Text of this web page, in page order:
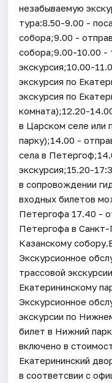
незабываемую
тура:8.50-9.00 -
собора;9.00 -
собора;9.00-10.00 -
экскурсия;10.00-
экскурсия по
экскурсия по
комната);12.20-
в Царском селе или
парку);14.00 -
села в
экскурсия;15.20-
в сопровождении
входных билетов
Петергофа 17.40 -
Петергофа в
Казанскому
Экскурсионное
трассовой
Екатерининскому
Экскурсионное
экскурсии по
билет в Нижний
включено в
Екатерининский
в соответсвии с